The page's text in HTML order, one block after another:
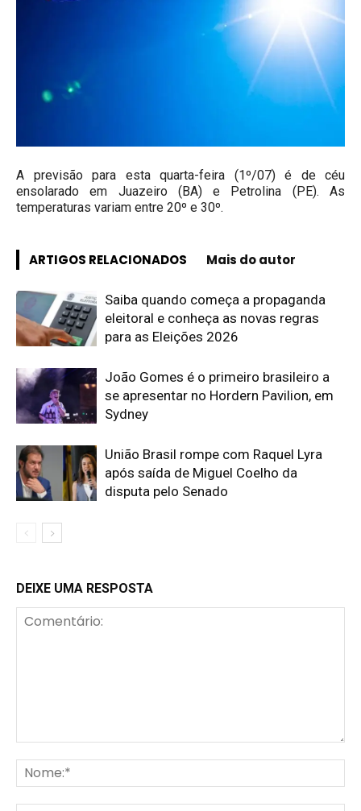
A previsão para esta quarta-feira (1º/07) é de céu
ensolarado em Juazeiro (BA) e Petrolina (PE). As
temperaturas variam entre 20º e 30º.
ARTIGOS RELACIONADOS Mais do autor
Saiba quando começa a propaganda
eleitoral e conheça as novas regras
para as Eleições 2026
João Gomes é o primeiro brasileiro a
se apresentar no Hordern Pavilion, em
Sydney
União Brasil rompe com Raquel Lyra
após saída de Miguel Coelho da
disputa pelo Senado
DEIXE UMA RESPOSTA